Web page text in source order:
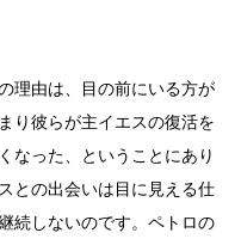
理由は、目の前にいる方が
り彼らが主イエスの復活を
なった、ということにあり
との出会いは目に見える仕
続しないのです。ペトロの